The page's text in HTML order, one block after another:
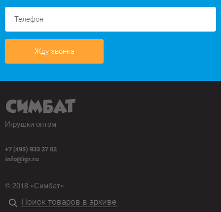
Жду звонка
Игрушки оптом
+7 (495) 933 27 02
info@igr.ru
© 2018 «Симбат»